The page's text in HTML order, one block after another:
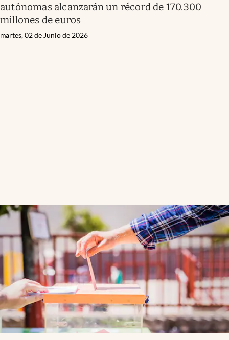
autónomas alcanzarán un récord de 170.300
millones de euros
martes, 02 de Junio de 2026